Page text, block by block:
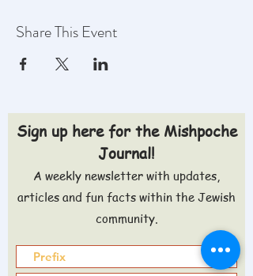
Share This Event
Sign up here for the Mishpoche
Journal!
A weekly newsletter with updates,
articles and fun facts within the Jewish
community.